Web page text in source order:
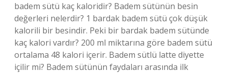
badem sütü kaç kaloridir? Badem sütünün besin
değerleri nelerdir? 1 bardak badem sütü çok düşük
kalorili bir besindir. Peki bir bardak badem sütünde
kaç kalori vardır? 200 ml miktarına göre badem sütü
ortalama 48 kalori içerir. Badem sütlü latte diyette
içilir mi? Badem sütünün faydaları arasında ilk